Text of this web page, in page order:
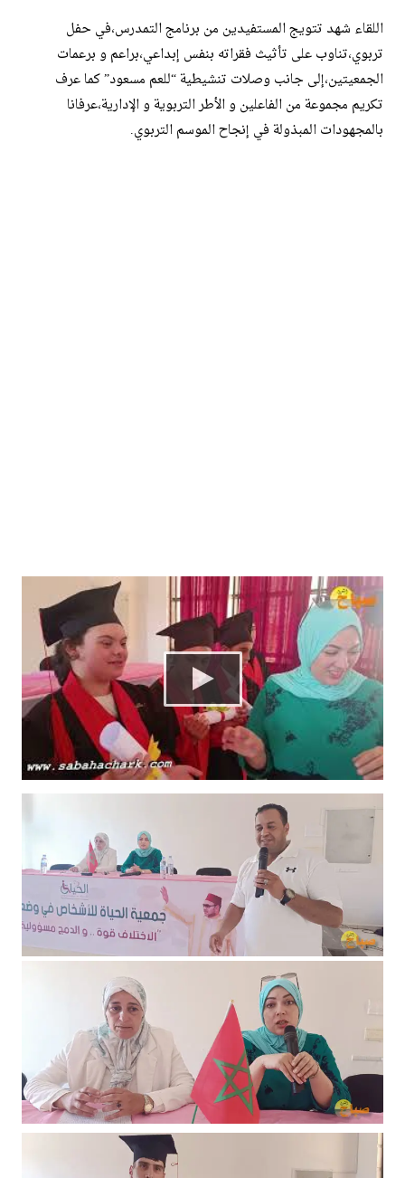
اللقاء شهد تتويج المستفيدين من برنامج التمدرس،في حفل
تربوي،تناوب على تأثيث فقراته بنفس إبداعي،براعم و برعمات
الجمعيتين،إلى جانب وصلات تنشيطية “للعم مسعود” كما عرف
تكريم مجموعة من الفاعلين و الأطر التربوية و الإدارية،عرفانا
بالمجهودات المبذولة في إنجاح الموسم التربوي.